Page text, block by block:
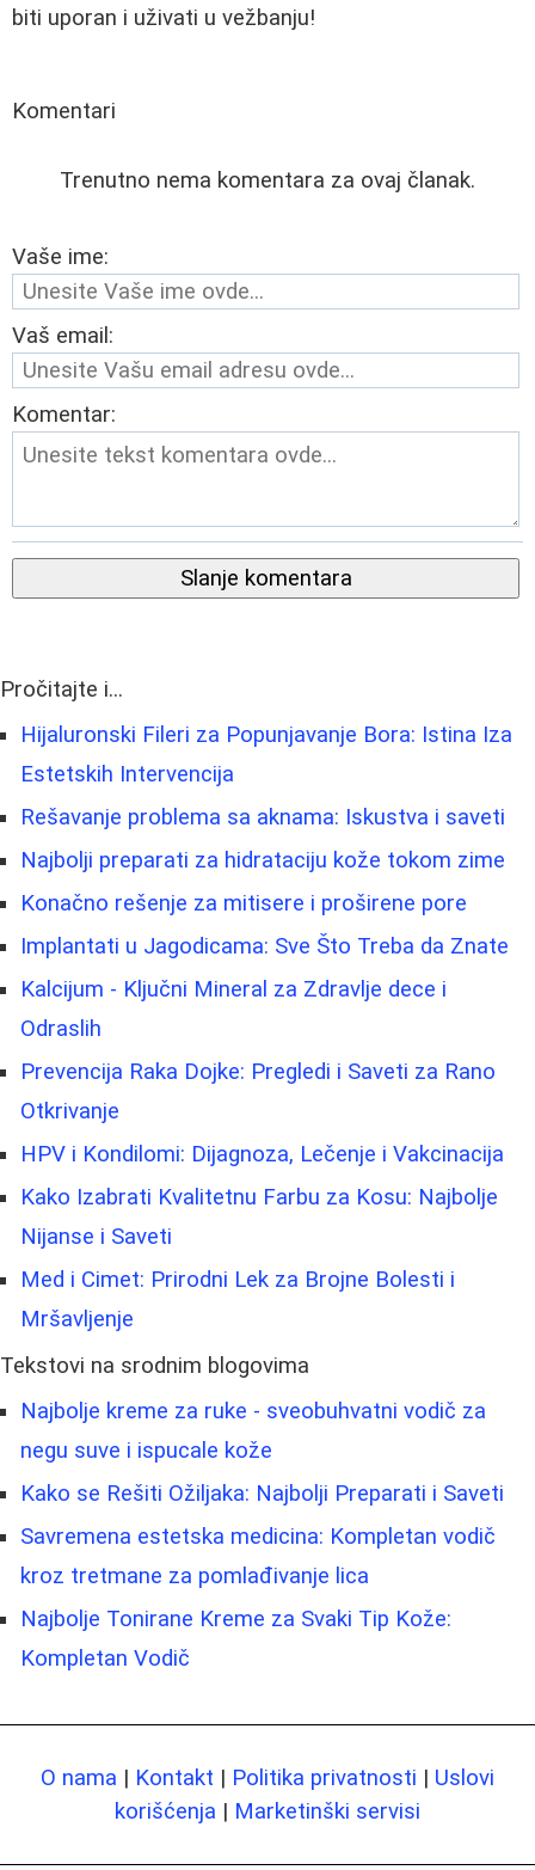
biti uporan i uživati u vežbanju!
Komentari
Trenutno nema komentara za ovaj članak.
Vaše ime:
Vaš email:
Komentar:
Slanje komentara
Pročitajte i...
Hijaluronski Fileri za Popunjavanje Bora: Istina Iza
Estetskih Intervencija
Rešavanje problema sa aknama: Iskustva i saveti
Najbolji preparati za hidrataciju kože tokom zime
Konačno rešenje za mitisere i proširene pore
Implantati u Jagodicama: Sve Što Treba da Znate
Kalcijum - Ključni Mineral za Zdravlje dece i
Odraslih
Prevencija Raka Dojke: Pregledi i Saveti za Rano
Otkrivanje
HPV i Kondilomi: Dijagnoza, Lečenje i Vakcinacija
Kako Izabrati Kvalitetnu Farbu za Kosu: Najbolje
Nijanse i Saveti
Med i Cimet: Prirodni Lek za Brojne Bolesti i
Mršavljenje
Tekstovi na srodnim blogovima
Najbolje kreme za ruke - sveobuhvatni vodič za
negu suve i ispucale kože
Kako se Rešiti Ožiljaka: Najbolji Preparati i Saveti
Savremena estetska medicina: Kompletan vodič
kroz tretmane za pomlađivanje lica
Najbolje Tonirane Kreme za Svaki Tip Kože:
Kompletan Vodič
O nama | Kontakt | Politika privatnosti | Uslovi
korišćenja | Marketinški servisi